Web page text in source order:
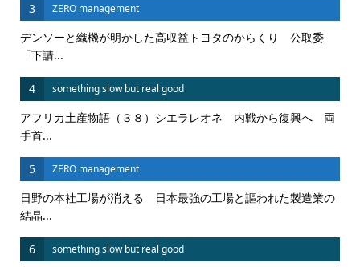
3 ZERO management
デンソーと織機が明かした高収益トヨタのからくり 公取委
「下請...
4 something slow but real good
アフリカ土産物語（３８）シエラレオネ 内戦から復興へ 両
手首...
5 ZERO management
日野の本社工場が消える 日本最強の工場と謳われた製造業の
結晶...
6 something slow but real good